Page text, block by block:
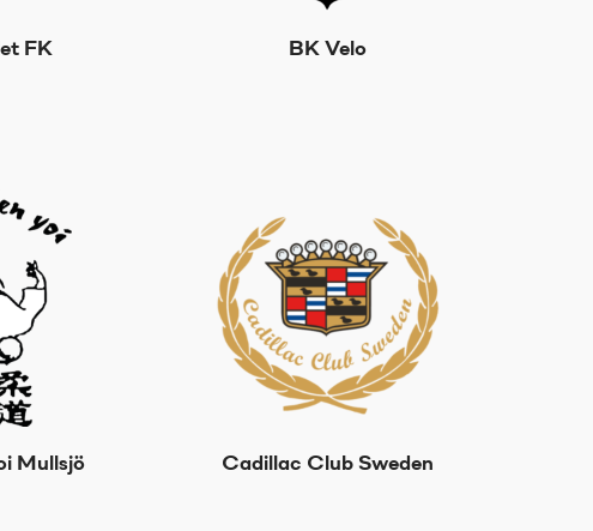
FK BK Velo
Mullsjö Cadillac Club Sweden